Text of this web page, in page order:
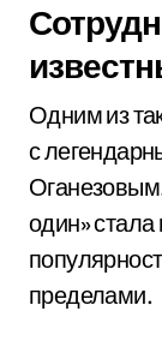
Одним из
с
один»
пределами.